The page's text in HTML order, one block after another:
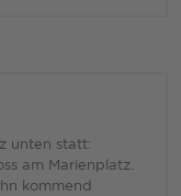
unten statt:
am Marienplatz.
kommend